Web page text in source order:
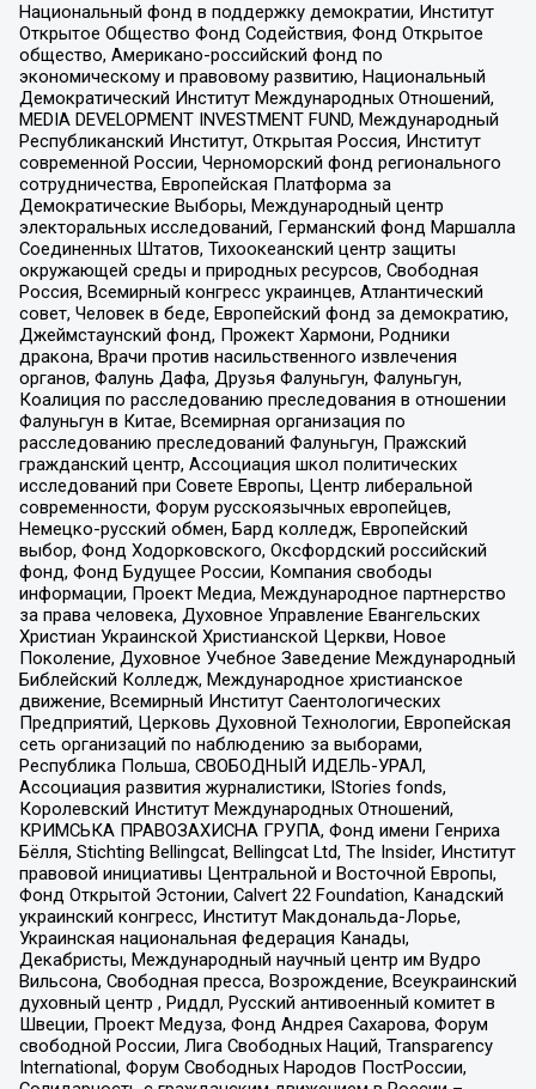
Национальный фонд в поддержку демократии, Институт
Открытое Общество Фонд Содействия, Фонд Открытое
общество, Американо-российский фонд по
экономическому и правовому развитию, Национальный
Демократический Институт Международных Отношений,
MEDIA DEVELOPMENT INVESTMENT FUND, Международный
Республиканский Институт, Открытая Россия, Институт
современной России, Черноморский фонд регионального
сотрудничества, Европейская Платформа за
Демократические Выборы, Международный центр
электоральных исследований, Германский фонд Маршалла
Соединенных Штатов, Тихоокеанский центр защиты
окружающей среды и природных ресурсов, Свободная
Россия, Всемирный конгресс украинцев, Атлантический
совет, Человек в беде, Европейский фонд за демократию,
Джеймстаунский фонд, Прожект Хармони, Родники
дракона, Врачи против насильственного извлечения
органов, Фалунь Дафа, Друзья Фалуньгун, Фалуньгун,
Коалиция по расследованию преследования в отношении
Фалуньгун в Китае, Всемирная организация по
расследованию преследований Фалуньгун, Пражский
гражданский центр, Ассоциация школ политических
исследований при Совете Европы, Центр либеральной
современности, Форум русскоязычных европейцев,
Немецко-русский обмен, Бард колледж, Европейский
выбор, Фонд Ходорковского, Оксфордский российский
фонд, Фонд Будущее России, Компания свободы
информации, Проект Медиа, Международное партнерство
за права человека, Духовное Управление Евангельских
Христиан Украинской Христианской Церкви, Новое
Поколение, Духовное Учебное Заведение Международный
Библейский Колледж, Международное христианское
движение, Всемирный Институт Саентологических
Предприятий, Церковь Духовной Технологии, Европейская
сеть организаций по наблюдению за выборами,
Республика Польша, СВОБОДНЫЙ ИДЕЛЬ-УРАЛ,
Ассоциация развития журналистики, IStories fonds,
Королевский Институт Международных Отношений,
КРИМСЬКА ПРАВОЗАХИСНА ГРУПА, Фонд имени Генриха
Бёлля, Stichting Bellingcat, Bellingcat Ltd, The Insider, Институт
правовой инициативы Центральной и Восточной Европы,
Фонд Открытой Эстонии, Calvert 22 Foundation, Канадский
украинский конгресс, Институт Макдональда-Лорье,
Украинская национальная федерация Канады,
Декабристы, Международный научный центр им Вудро
Вильсона, Свободная пресса, Возрождение, Всеукраинский
духовный центр , Риддл, Русский антивоенный комитет в
Швеции, Проект Медуза, Фонд Андрея Сахарова, Форум
свободной России, Лига Свободных Наций, Transparеncy
International, Форум Свободных Народов ПостРоссии,